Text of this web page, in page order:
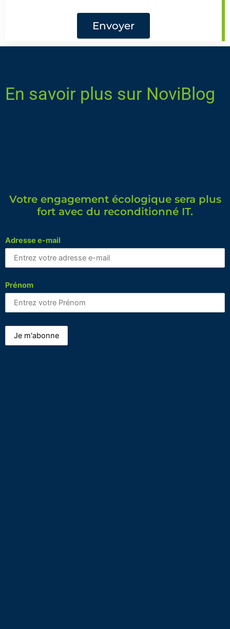
Envoyer
En savoir plus sur NoviBlog
Votre engagement écologique sera plus
fort avec du reconditionné IT.
Adresse e-mail
Prénom